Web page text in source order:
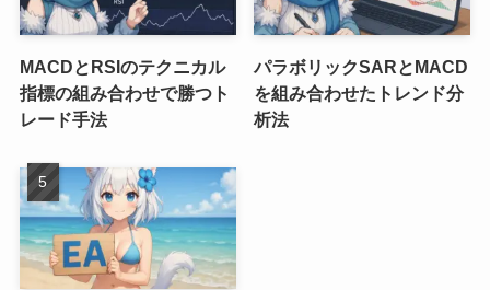
MACDとRSIのテクニカル
指標の組み合わせで勝つト
レード手法
パラボリックSARとMACD
を組み合わせたトレンド分
析法